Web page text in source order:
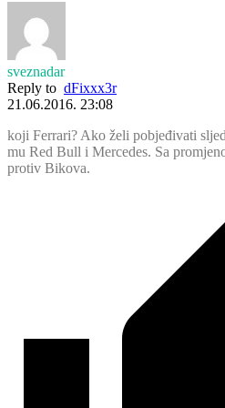
sveznadar
Reply to dFixxx3r
21.06.2016. 23:08
koji Ferrari? Ako želi pobjeđivati
mu Red Bull i Mercedes. Sa
protiv Bikova.